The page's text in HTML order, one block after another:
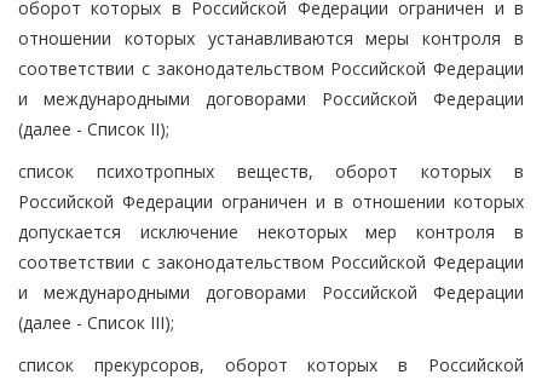
оборот которых в Российской Федерации ограничен и в
отношении которых устанавливаются меры контроля в
соответствии с законодательством Российской Федерации
и международными договорами Российской Федерации
(далее - Список II);
список психотропных веществ, оборот которых в
Российской Федерации ограничен и в отношении которых
допускается исключение некоторых мер контроля в
соответствии с законодательством Российской Федерации
и международными договорами Российской Федерации
(далее - Список III);
список прекурсоров, оборот которых в Российской